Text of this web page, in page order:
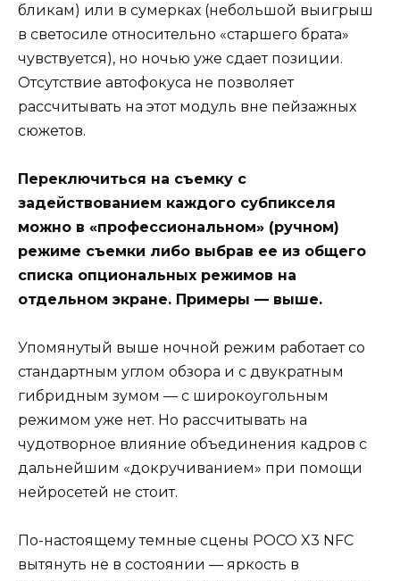
бликам) или в сумерках (небольшой выигрыш
в светосиле относительно «старшего брата»
чувствуется), но ночью уже сдает позиции.
Отсутствие автофокуса не позволяет
рассчитывать на этот модуль вне пейзажных
сюжетов.
Переключиться на съемку с
задействованием каждого субпикселя
можно в «профессиональном» (ручном)
режиме съемки либо выбрав ее из общего
списка опциональных режимов на
отдельном экране. Примеры — выше.
Упомянутый выше ночной режим работает со
стандартным углом обзора и с двукратным
гибридным зумом — с широкоугольным
режимом уже нет. Но рассчитывать на
чудотворное влияние объединения кадров с
дальнейшим «докручиванием» при помощи
нейросетей не стоит.
По-настоящему темные сцены POCO X3 NFC
вытянуть не в состоянии — яркость в